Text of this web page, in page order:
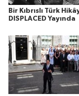
Bir Kıbrıslı Türk
DISPLACED Yayında